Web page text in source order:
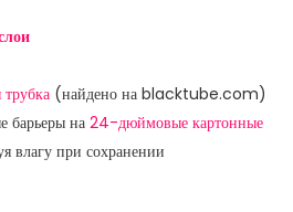
(найдено на blacktube.com)
барьеры на 24-дюймовые картонные
влагу при сохранении